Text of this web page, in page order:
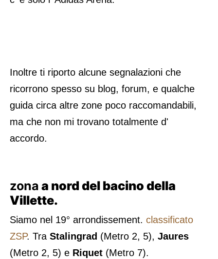
Inoltre ti riporto alcune segnalazioni che
ricorrono spesso su blog, forum, e qualche
guida circa altre zone poco raccomandabili,
ma che non mi trovano totalmente d'
accordo.
zona a nord del bacino della
Villette.
Siamo nel 19° arrondissement. classificato
ZSP. Tra Stalingrad (Metro 2, 5), Jaures
(Metro 2, 5) e Riquet (Metro 7).